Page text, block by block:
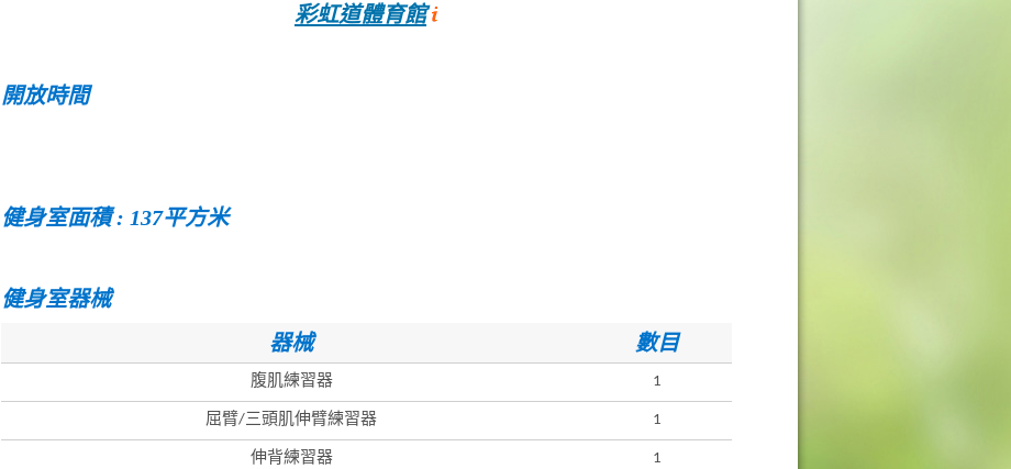
彩虹道體育館
開放時間
健身室面積 : 137平方米
健身室器械
器械
數目
腹肌練習器 1
屈臂/三頭肌伸臂練習器 1
伸背練習器 1